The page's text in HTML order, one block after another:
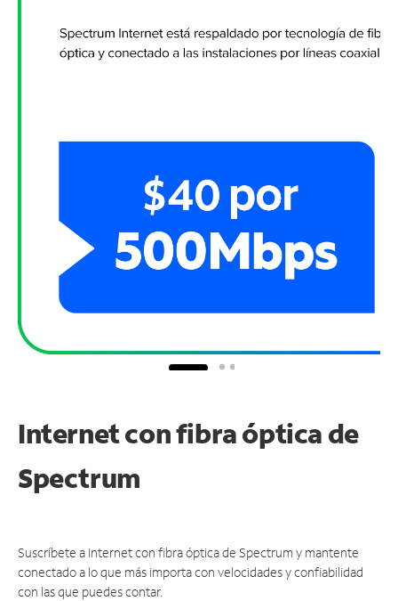
Internet con fibra óptica de
Spectrum
Suscríbete a Internet con fibra óptica de Spectrum y mantente
conectado a lo que más importa con velocidades y confiabilidad
con las que puedes contar.